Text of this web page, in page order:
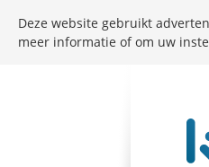
Deze website gebruikt
meer informatie of om uw